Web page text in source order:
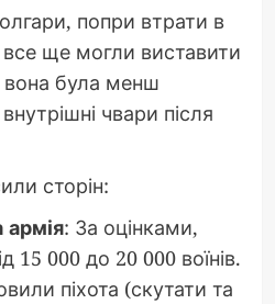
попри втрати в
все ще могли виставити
вона була менш
чвари після
сторін:
армія: За оцінками,
15 000 до 20 000 воїнів.
піхота (скутати та